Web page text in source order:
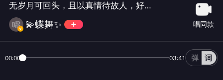
无岁月可回头，且以真情待故人，好好
珍惜每一份相识💖岁末将至，完美收
官，我们明年见哈😜#金钰儿##感动标
签#不打榜绿色互动，朋友们支持哈🌹
💫蝶舞✨ 唱同款
00:00 03:41